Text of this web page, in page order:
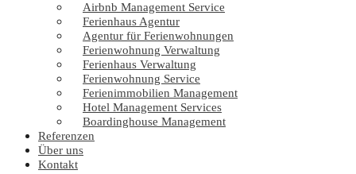
Airbnb Management Service
Ferienhaus Agentur
Agentur für Ferienwohnungen
Ferienwohnung Verwaltung
Ferienhaus Verwaltung
Ferienwohnung Service
Ferienimmobilien Management
Hotel Management Services
Boardinghouse Management
Referenzen
Über uns
Kontakt